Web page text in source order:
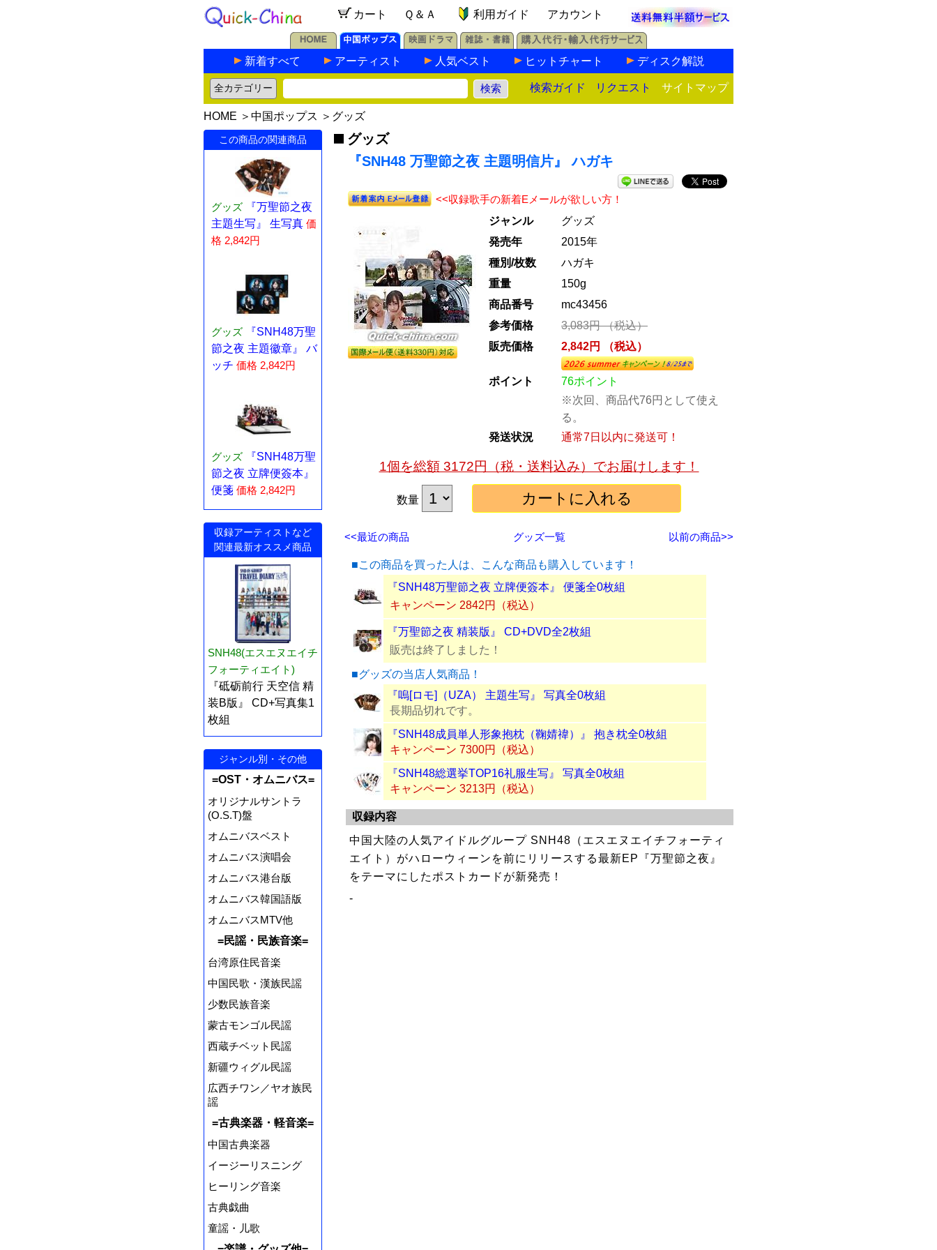
カート Ｑ＆Ａ 利用ガイド アカウント
新着すべて アーティスト 人気ベスト ヒットチャート ディスク解説
検索ガイド リクエスト サイトマップ
HOME ＞ 中国ポップス ＞ グッズ
この商品の関連商品
グッズ
『万聖節之夜
主題生写』 生写真 価
格 2,842円
グッズ
『SNH48万聖
節之夜 主題徽章』 バ
ッチ 価格 2,842円
グッズ
『SNH48万聖
節之夜 立牌便簽本』
便箋 価格 2,842円
収録アーティストなど
関連最新オススメ商品
SNH48(エスエヌエイチ
フォーティエイト)
『砥砺前行 天空信 精
装B版』 CD+写真集1
枚組
ジャンル別・その他
=OST・オムニバス=
オリジナルサントラ
(O.S.T)盤
オムニバスベスト
オムニバス演唱会
オムニバス港台版
オムニバス韓国語版
オムニバスMTV他
=民謡・民族音楽=
台湾原住民音楽
中国民歌・漢族民謡
少数民族音楽
蒙古モンゴル民謡
西蔵チベット民謡
新疆ウィグル民謡
広西チワン／ヤオ族民
謡
=古典楽器・軽音楽=
中国古典楽器
イージーリスニング
ヒーリング音楽
古典戯曲
童謡・儿歌
グッズ
『SNH48 万聖節之夜 主題明信片』 ハガキ
<<収録歌手の新着Eメールが欲しい方！
ジャンル
グッズ
発売年
2015年
種別/枚数
ハガキ
重量
150g
商品番号
mc43456
参考価格
3,083円 （税込）
販売価格
2,842円 （税込）
ポイント
76ポイント
※次回、商品代76円として使え
る。
発送状況
通常7日以内に発送可！
1個を総額 3172円（税・送料込み）でお届けします！
数量
<<最近の商品 以前の商品>>
グッズ一覧
■この商品を買った人は、こんな商品も購入しています！
『SNH48万聖節之夜 立牌便簽本』 便箋全0枚組
キャンペーン 2842円（税込）
『万聖節之夜 精装版』 CD+DVD全2枚組
販売は終了しました！
■グッズの当店人気商品！
『嗚[ロモ]（UZA） 主題生写』 写真全0枚組
長期品切れです。
『SNH48成員単人形象抱枕（鞠婧禕）』 抱き枕全0枚組
キャンペーン 7300円（税込）
『SNH48総選挙TOP16礼服生写』 写真全0枚組
キャンペーン 3213円（税込）
収録内容
中国大陸の人気アイドルグループ SNH48（エスエヌエイチフォーティ
エイト）がハローウィーンを前にリリースする最新EP『万聖節之夜』
をテーマにしたポストカードが新発売！
-